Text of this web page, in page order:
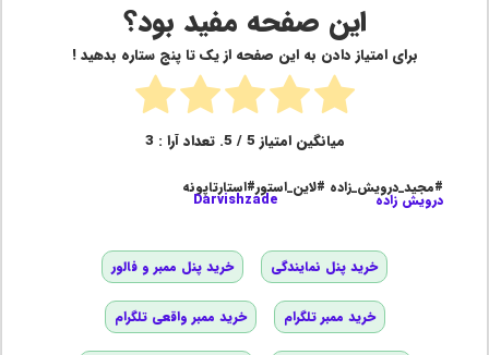
این صفحه مفید بود؟
برای امتیاز دادن به این صفحه از یک تا پنج ستاره بدهید !
میانگین امتیاز5/ 5. تعداد آرا : 3
#مجید_درویش_زاده #لاین_استور#استارتاپونه
درویش زاده Darvishzade
خرید پنل نمایندگی خرید پنل ممبر و فالور
خرید ممبر تلگرام خرید ممبر واقعی تلگرام